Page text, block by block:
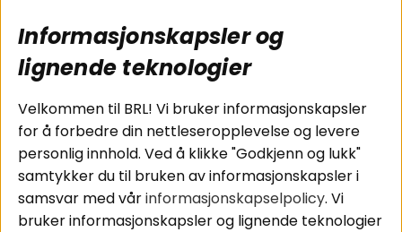
Koblingsguide for
subwoofers
Tilkobling av
bilforsterker
Koblingsguide for
midbasser
Butikker
Våre ambassadører
- Team BRL
Cookies
Kjøpsvilkår
Personvernpolicy
Service / Garanti /
Retur
Informasjonskapsler og
lignende teknologier
Velkommen til BRL! Vi bruker informasjonskapsler
for å forbedre din nettleseropplevelse og levere
personlig innhold. Ved å klikke "Godkjenn og lukk"
samtykker du til bruken av informasjonskapsler i
samsvar med vårinformasjonskapselpolicy. Vi
bruker informasjonskapsler og lignende teknologier